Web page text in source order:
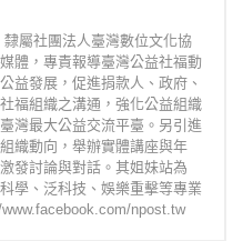
屬社團法人臺灣數位文化協
體，專責報導臺灣公益社福動
益發展，促進捐款人、政府、
福組織之溝通，強化公益組織
灣最大公益交流平臺。另引進
織動向，舉辦實體講座與年
發討論與對話。其姐妹站為
學、泛科技、娛樂重擊等專業
npost.tw